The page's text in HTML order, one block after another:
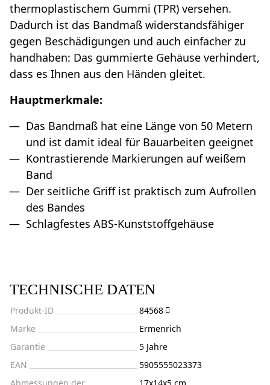
thermoplastischem Gummi (TPR) versehen.
Dadurch ist das Bandmaß widerstandsfähiger
gegen Beschädigungen und auch einfacher zu
handhaben: Das gummierte Gehäuse verhindert,
dass es Ihnen aus den Händen gleitet.
Hauptmerkmale:
Das Bandmaß hat eine Länge von 50 Metern
und ist damit ideal für Bauarbeiten geeignet
Kontrastierende Markierungen auf weißem
Band
Der seitliche Griff ist praktisch zum Aufrollen
des Bandes
Schlagfestes ABS-Kunststoffgehäuse
TECHNISCHE DATEN
Produkt-ID
84568
Marke
Ermenrich
Garantie
5 Jahre
EAN
5905555023373
Abmessungen der
17x14x5 cm